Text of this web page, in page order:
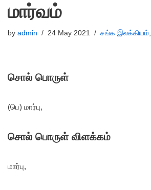
மார்வம்
by admin 24 May 2021 சங்க இலக்கியம்,
சொல் பொருள்
(பெ) மார்பு,
சொல் பொருள் விளக்கம்
மார்பு,